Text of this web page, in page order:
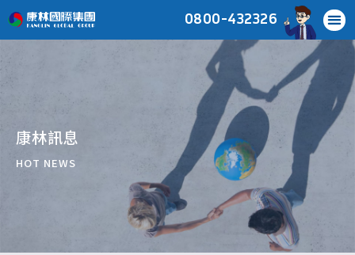
0800-432326
康林訊息
HOT NEWS